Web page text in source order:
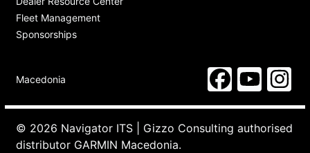
Fleet Management
Sponsorships
Macedonia
© 2026 Navigator ITS | Gizzo Consulting authorised
distributor GARMIN Macedonia.